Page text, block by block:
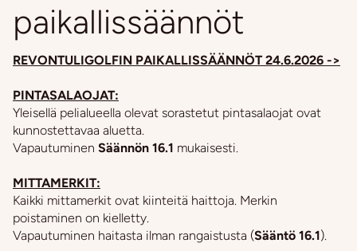
paikallissäännöt
REVONTULIGOLFIN PAIKALLISSÄÄNNÖT 24.6.2026 ->
PINTASALAOJAT:
Yleisellä pelialueella olevat sorastetut pintasalaojat ovat
kunnostettavaa aluetta.
Vapautuminen Säännön 16.1 mukaisesti.
MITTAMERKIT:
Kaikki mittamerkit ovat kiinteitä haittoja. Merkin
poistaminen on kielletty.
Vapautuminen haitasta ilman rangaistusta (Sääntö 16.1).